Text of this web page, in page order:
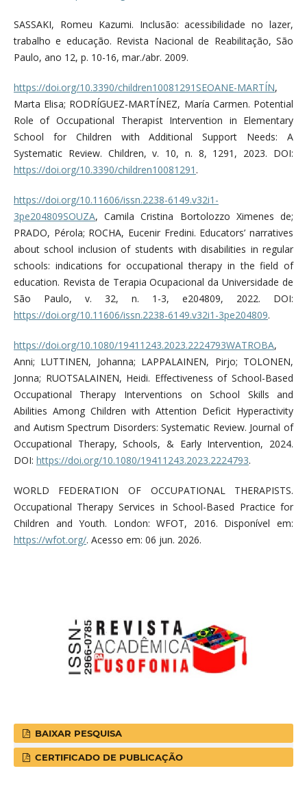
SASSAKI, Romeu Kazumi. Inclusão: acessibilidade no lazer,
trabalho e educação. Revista Nacional de Reabilitação, São
Paulo, ano 12, p. 10-16, mar./abr. 2009.
https://doi.org/10.3390/children10081291SEOANE-MARTÍN,
Marta Elisa; RODRÍGUEZ-MARTÍNEZ, María Carmen. Potential
Role of Occupational Therapist Intervention in Elementary
School for Children with Additional Support Needs: A
Systematic Review. Children, v. 10, n. 8, 1291, 2023. DOI:
https://doi.org/10.3390/children10081291 .
https://doi.org/10.11606/issn.2238-6149.v32i1-
3pe204809SOUZA, Camila Cristina Bortolozzo Ximenes de;
PRADO, Pérola; ROCHA, Eucenir Fredini. Educators’ narratives
about school inclusion of students with disabilities in regular
schools: indications for occupational therapy in the field of
education. Revista de Terapia Ocupacional da Universidade de
São Paulo, v. 32, n. 1-3, e204809, 2022. DOI:
https://doi.org/10.11606/issn.2238-6149.v32i1-3pe204809.
https://doi.org/10.1080/19411243.2023.2224793WATROBA,
Anni; LUTTINEN, Johanna; LAPPALAINEN, Pirjo; TOLONEN,
Jonna; RUOTSALAINEN, Heidi. Effectiveness of School-Based
Occupational Therapy Interventions on School Skills and
Abilities Among Children with Attention Deficit Hyperactivity
and Autism Spectrum Disorders: Systematic Review. Journal of
Occupational Therapy, Schools, & Early Intervention, 2024.
DOI: https://doi.org/10.1080/19411243.2023.2224793.
WORLD FEDERATION OF OCCUPATIONAL THERAPISTS.
Occupational Therapy Services in School-Based Practice for
Children and Youth. London: WFOT, 2016. Disponível em:
https://wfot.org/. Acesso em: 06 jun. 2026.
BAIXAR PESQUISA
CERTIFICADO DE PUBLICAÇÃO